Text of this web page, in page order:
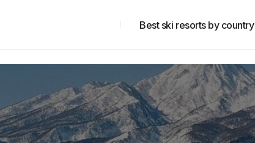
Best ski resorts by country